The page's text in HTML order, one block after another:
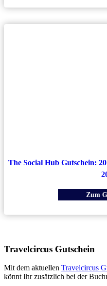
The Social Hub Gutschein:
Zum
Travelcircus Gutschein
Mit dem aktuellen Travelcircus
könnt Ihr zusätzlich bei der